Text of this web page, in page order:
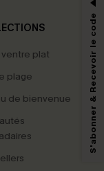
ventre plat
plage
de bienvenue
Cupshe et
ainsi que des
de
recommander des
à notre
Politique de
moment.
S'abonner & Recevoir le code